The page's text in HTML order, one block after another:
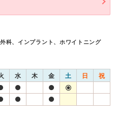
科、インプラント、ホワイトニング
水 木 金 土 日 祝